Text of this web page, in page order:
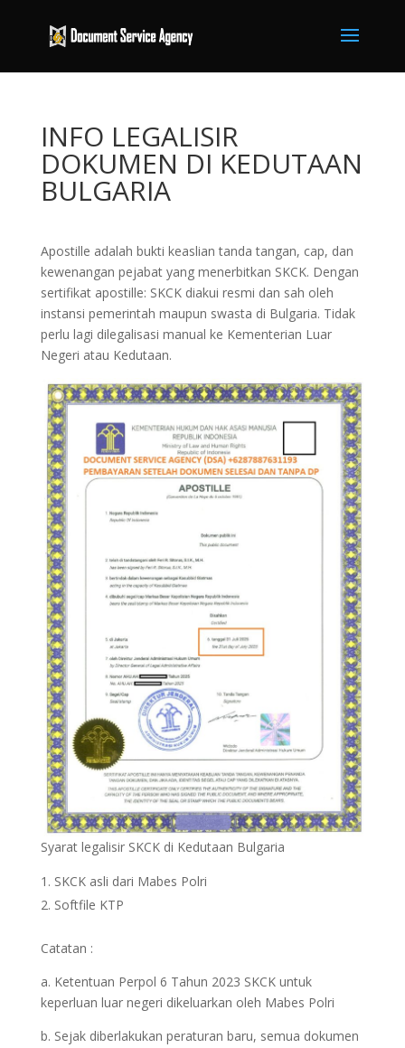
INFO LEGALISIR
DOKUMEN DI KEDUTAAN
BULGARIA
Apostille adalah bukti keaslian tanda tangan, cap, dan
kewenangan pejabat yang menerbitkan SKCK. Dengan
sertifikat apostille: SKCK diakui resmi dan sah oleh
instansi pemerintah maupun swasta di Bulgaria. Tidak
perlu lagi dilegalisasi manual ke Kementerian Luar
Negeri atau Kedutaan.
Syarat legalisir SKCK di Kedutaan Bulgaria
SKCK asli dari Mabes Polri
Softfile KTP
Catatan :
a. Ketentuan Perpol 6 Tahun 2023 SKCK untuk
keperluan luar negeri dikeluarkan oleh Mabes Polri
b. Sejak diberlakukan peraturan baru, semua dokumen